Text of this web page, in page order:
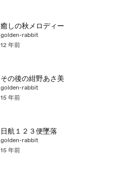
癒しの秋メロディー
golden-rabbit
12 年前
その後の紺野あさ美
golden-rabbit
15 年前
日航１２３便墜落
golden-rabbit
15 年前